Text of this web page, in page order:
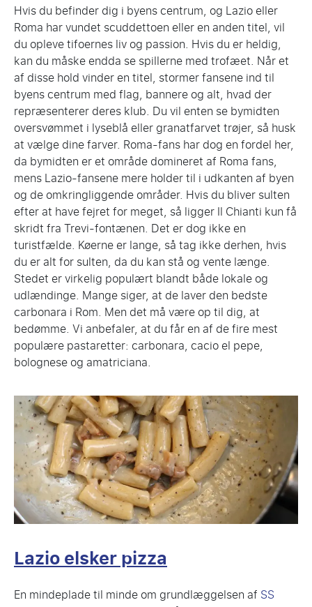
Hvis du befinder dig i byens centrum, og Lazio eller
Roma har vundet scuddettoen eller en anden titel, vil
du opleve tifoernes liv og passion. Hvis du er heldig,
kan du måske endda se spillerne med trofæet. Når et
af disse hold vinder en titel, stormer fansene ind til
byens centrum med flag, bannere og alt, hvad der
repræsenterer deres klub. Du vil enten se bymidten
oversvømmet i lyseblå eller granatfarvet trøjer, så husk
at vælge dine farver. Roma-fans har dog en fordel her,
da bymidten er et område domineret af Roma fans,
mens Lazio-fansene mere holder til i udkanten af byen
og de omkringliggende områder. Hvis du bliver sulten
efter at have fejret for meget, så ligger Il Chianti kun få
skridt fra Trevi-fontænen. Det er dog ikke en
turistfælde. Køerne er lange, så tag ikke derhen, hvis
du er alt for sulten, da du kan stå og vente længe.
Stedet er virkelig populært blandt både lokale og
udlændinge. Mange siger, at de laver den bedste
carbonara i Rom. Men det må være op til dig, at
bedømme. Vi anbefaler, at du får en af de fire mest
populære pastaretter: carbonara, cacio el pepe,
bolognese og amatriciana.
Lazio elsker pizza
En mindeplade til minde om grundlæggelsen af SS